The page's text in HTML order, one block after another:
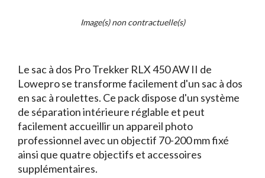
Image(s) non contractuelle(s)
Le sac à dos Pro Trekker RLX 450 AW II de
Lowepro se transforme facilement d'un sac à dos
en sac à roulettes. Ce pack dispose d'un système
de séparation intérieure réglable et peut
facilement accueillir un appareil photo
professionnel avec un objectif 70-200 mm fixé
ainsi que quatre objectifs et accessoires
supplémentaires.